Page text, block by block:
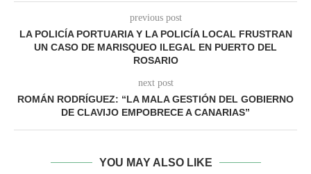
previous post
LA POLICÍA PORTUARIA Y LA POLICÍA LOCAL FRUSTRAN
UN CASO DE MARISQUEO ILEGAL EN PUERTO DEL
ROSARIO
next post
ROMÁN RODRÍGUEZ: “LA MALA GESTIÓN DEL GOBIERNO
DE CLAVIJO EMPOBRECE A CANARIAS”
YOU MAY ALSO LIKE